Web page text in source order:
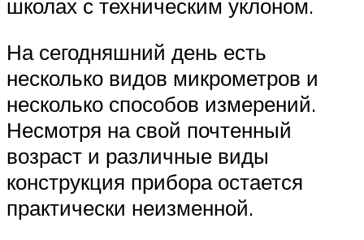
школах с техническим уклоном.
На сегодняшний день есть
несколько видов микрометров и
несколько способов измерений.
Несмотря на свой почтенный
возраст и различные виды
конструкция прибора остается
практически неизменной.